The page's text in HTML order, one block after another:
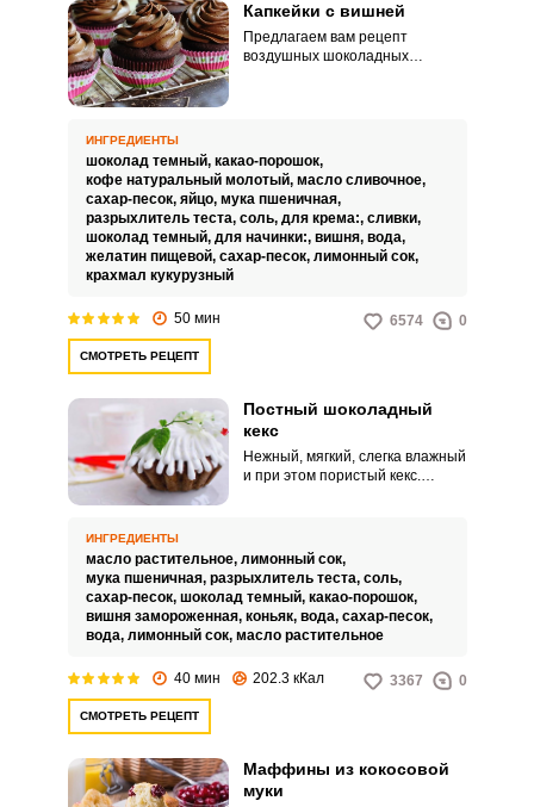
Капкейки с вишней
Предлагаем вам рецепт
воздушных шоколадных
получаются супер шоколадные
– мечта сладкоежек! Начинкой
для наполнения капкейков
послужит свежая вишня,
которую мы смешаем с
небольшим количеством
термической обработке,
густую консистенцию.
ИНГРЕДИЕНТЫ
шоколад темный, какао-порошок,
кофе натуральный молотый, масло сливочное,
сахар-песок, яйцо, мука пшеничная,
разрыхлитель теста, соль, для крема:, сливки,
шоколад темный, для начинки:, вишня, вода,
желатин пищевой, сахар-песок, лимонный сок,
крахмал кукурузный
50 мин 6574 0
СМОТРЕТЬ РЕЦЕПТ
Постный шоколадный
кекс
Нежный, мягкий, слегка влажный
и при этом пористый кекс.
насыщенным и роскошным по
текстуре, что никогда не
скажешь, что тесто замешано
практически только на воде и
какао.
ИНГРЕДИЕНТЫ
масло растительное, лимонный сок,
мука пшеничная, разрыхлитель теста, соль,
сахар-песок, шоколад темный, какао-порошок,
вишня замороженная, коньяк, вода, сахар-песок,
вода, лимонный сок, масло растительное
40 мин 202.3 кКал 3367 0
СМОТРЕТЬ РЕЦЕПТ
Маффины из кокосовой
муки